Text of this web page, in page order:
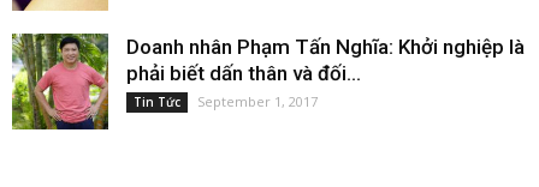
Doanh nhân Phạm Tấn Nghĩa: Khởi nghiệp là
phải biết dấn thân và đối...
Tin Tức September 1, 2017